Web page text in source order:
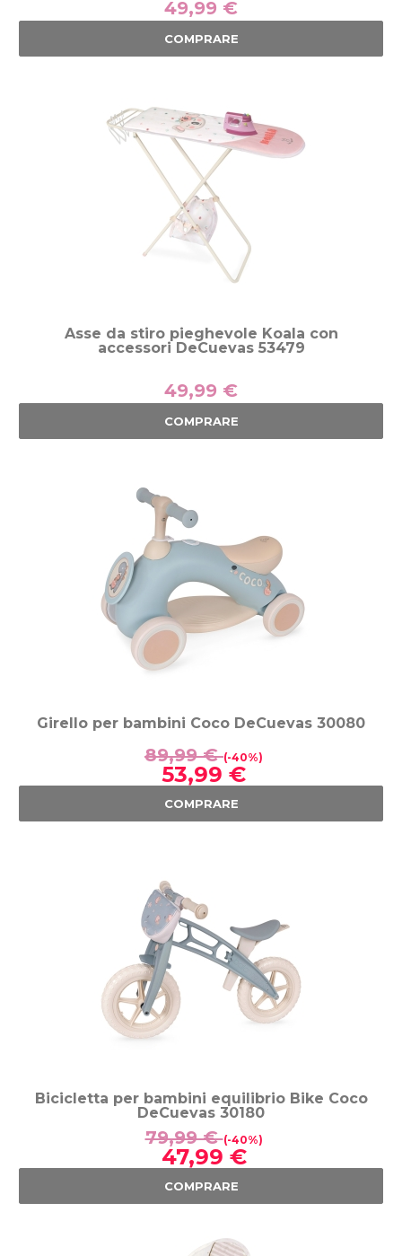
49,99 €
COMPRARE
Asse da stiro pieghevole Koala con
accessori DeCuevas 53479
49,99 €
COMPRARE
Girello per bambini Coco DeCuevas 30080
89,99 €(-40%)
53,99 €
COMPRARE
Bicicletta per bambini equilibrio Bike Coco
DeCuevas 30180
79,99 €(-40%)
47,99 €
COMPRARE